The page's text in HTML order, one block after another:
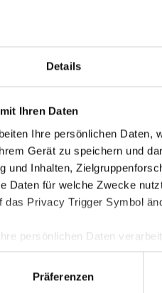
Details
Ihren Daten
Ihre persönlichen Daten,
Gerät zu speichern und
und Inhalten,
Daten für welche Zwecke
das Privacy Trigger Symbol
persönlichen Daten
und Anzeigen zu
Präferenzen